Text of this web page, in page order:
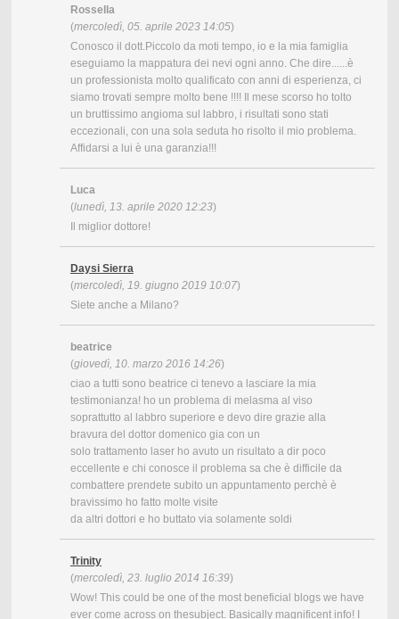
Rossella
(mercoledì, 05. aprile 2023 14:05)
Conosco il dott.Piccolo da moti tempo, io e la mia famiglia
eseguiamo la mappatura dei nevi ogni anno. Che dire......è
un professionista molto qualificato con anni di esperienza, ci
siamo trovati sempre molto bene !!!! Il mese scorso ho tolto
un bruttissimo angioma sul labbro, i risultati sono stati
eccezionali, con una sola seduta ho risolto il mio problema.
Affidarsi a lui è una garanzia!!!
Luca
(lunedì, 13. aprile 2020 12:23)
Il miglior dottore!
Daysi Sierra
(mercoledì, 19. giugno 2019 10:07)
Siete anche a Milano?
beatrice
(giovedì, 10. marzo 2016 14:26)
ciao a tutti sono beatrice ci tenevo a lasciare la mia
testimonianza! ho un problema di melasma al viso
soprattutto al labbro superiore e devo dire grazie alla
bravura del dottor domenico gia con un
solo trattamento laser ho avuto un risultato a dir poco
eccellente e chi conosce il problema sa che è difficile da
combattere prendete subito un appuntamento perchè è
bravissimo ho fatto molte visite
da altri dottori e ho buttato via solamente soldi
Trinity
(mercoledì, 23. luglio 2014 16:39)
Wow! This could be one of the most beneficial blogs we have
ever come across on thesubject. Basically magnificent info! I